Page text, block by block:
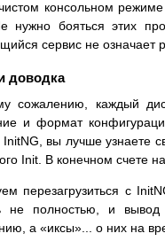
консольном
нужно бояться этих
сервис не означает
доводка
сожалению, каждый
и формат
InitNG, вы лучше узнаете
Init. В конечном счете
перезагрузиться с
не полностью, и
а «иксы»... о них на